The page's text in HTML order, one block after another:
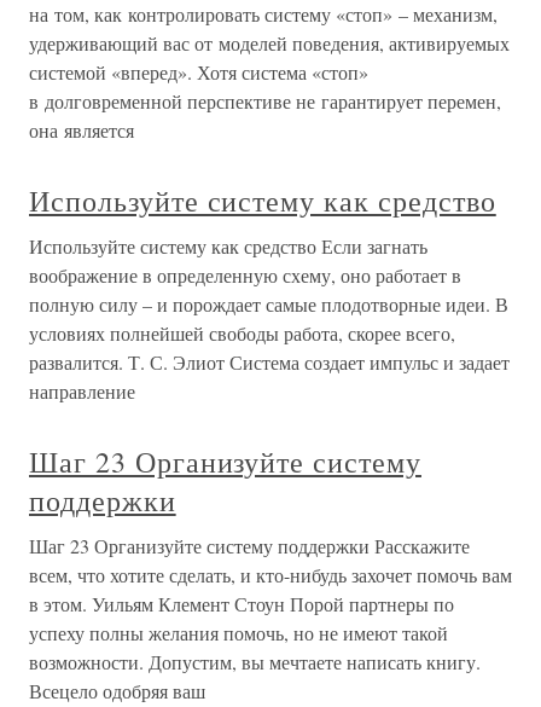
на том, как контролировать систему «стоп» – механизм,
удерживающий вас от моделей поведения, активируемых
системой «вперед». Хотя система «стоп»
в долговременной перспективе не гарантирует перемен,
она является
Используйте систему как средство
Используйте систему как средство Если загнать
воображение в определенную схему, оно работает в
полную силу – и порождает самые плодотворные идеи. В
условиях полнейшей свободы работа, скорее всего,
развалится. Т. С. Элиот Система создает импульс и задает
направление
Шаг 23 Организуйте систему
поддержки
Шаг 23 Организуйте систему поддержки Расскажите
всем, что хотите сделать, и кто-нибудь захочет помочь вам
в этом. Уильям Клемент Стоун Порой партнеры по
успеху полны желания помочь, но не имеют такой
возможности. Допустим, вы мечтаете написать книгу.
Всецело одобряя ваш